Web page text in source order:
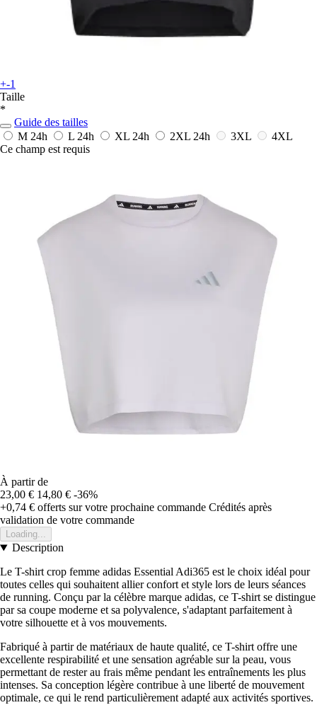
+-1
Taille
*
Guide des tailles
M 24h L 24h XL 24h 2XL 24h 3XL
4XL
Ce champ est requis
À partir de
23,00 € 14,80 € -36%
+0,74 € offerts sur votre prochaine commande Crédités après
validation de votre commande
Loading...
Description
Le T-shirt crop femme adidas Essential Adi365 est le choix idéal pour
toutes celles qui souhaitent allier confort et style lors de leurs séances
de running. Conçu par la célèbre marque adidas, ce T-shirt se distingue
par sa coupe moderne et sa polyvalence, s'adaptant parfaitement à
votre silhouette et à vos mouvements.
Fabriqué à partir de matériaux de haute qualité, ce T-shirt offre une
excellente respirabilité et une sensation agréable sur la peau, vous
permettant de rester au frais même pendant les entraînements les plus
intenses. Sa conception légère contribue à une liberté de mouvement
optimale, ce qui le rend particulièrement adapté aux activités sportives.